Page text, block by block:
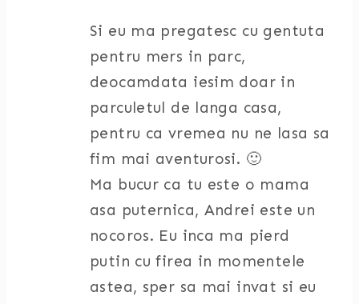
Si eu ma pregatesc cu gentuta
pentru mers in parc,
deocamdata iesim doar in
parculetul de langa casa,
pentru ca vremea nu ne lasa sa
fim mai aventurosi. 🙂
Ma bucur ca tu este o mama
asa puternica, Andrei este un
nocoros. Eu inca ma pierd
putin cu firea in momentele
astea, sper sa mai invat si eu